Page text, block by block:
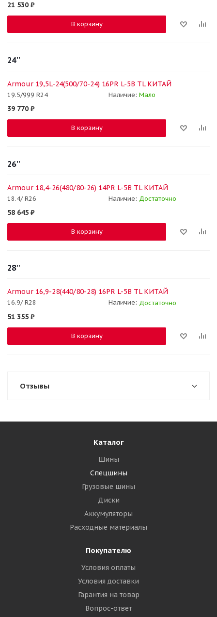
21 530 ₽
В корзину
24''
Armour 19,5L-24(500/70-24) 16PR L-5B TL КИТАЙ
19.5/999 R24 Наличие: Мало
39 770 ₽
В корзину
26''
Armour 18,4-26(480/80-26) 14PR L-5B TL КИТАЙ
18.4/ R26 Наличие: Достаточно
58 645 ₽
В корзину
28''
Armour 16,9-28(440/80-28) 16PR L-5B TL КИТАЙ
16.9/ R28 Наличие: Достаточно
51 355 ₽
В корзину
Отзывы
Каталог
Шины
Спецшины
Грузовые шины
Диски
Аккумуляторы
Расходные материалы
Покупателю
Условия оплаты
Условия доставки
Гарантия на товар
Вопрос-ответ